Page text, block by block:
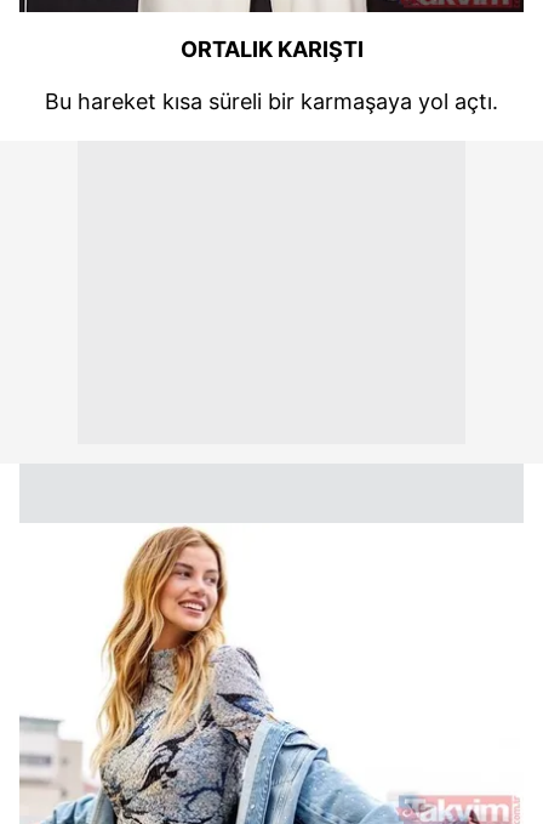
için Ayarlar butonuna tıklayabilir,Çerez Bilgilendirme
ziyaret edebilirsiniz.
6698 sayılı Kişisel Verilerin Korunması Kanunu uyarınca
ORTALIK KARIŞTI
Bu hareket kısa süreli bir karmaşaya yol açtı.